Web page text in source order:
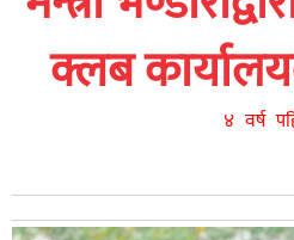
क्लब
४ वर्ष